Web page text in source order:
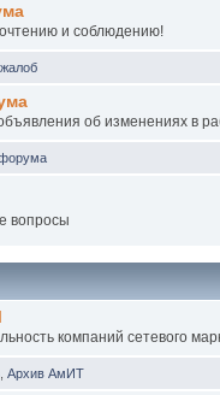
и соблюдению!
об изменениях в
вопросы
компаний сетевого
,Архив АмИТ